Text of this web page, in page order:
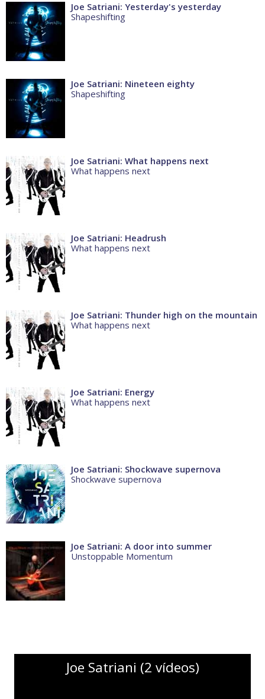
Joe Satriani: Yesterday's yesterday
Shapeshifting
Joe Satriani: Nineteen eighty
Shapeshifting
Joe Satriani: What happens next
What happens next
Joe Satriani: Headrush
What happens next
Joe Satriani: Thunder high on the mountain
What happens next
Joe Satriani: Energy
What happens next
Joe Satriani: Shockwave supernova
Shockwave supernova
Joe Satriani: A door into summer
Unstoppable Momentum
Joe Satriani (2 vídeos)